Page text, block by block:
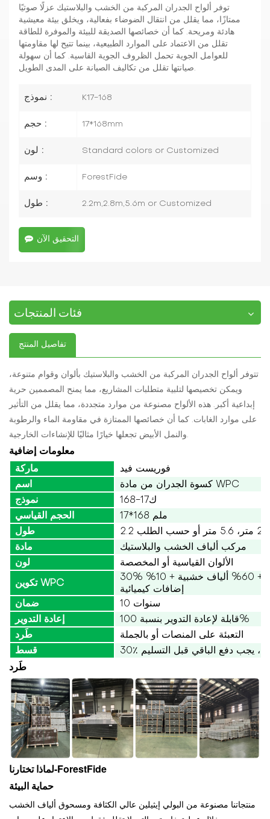
توفر ألواح الجدران المركبة من الخشب والبلاستيك عزلًا صوتيًا
ممتازًا، مما يقلل من انتقال الضوضاء بفعالية، ويخلق بيئة معيشية
هادئة ومريحة. كما أن خصائصها الصديقة للبيئة والموفرة للطاقة
تقلل من الاعتماد على الموارد الطبيعية، بينما تتيح لها مقاومتها
للعوامل الجوية تحمل الظروف الجوية القاسية. كما أن سهولة
صيانتها تقلل من تكاليف الصيانة على المدى الطويل.
نموذج : K17-168
حجم : 17*168mm
لون : Standard colors or Customized
وسم : ForestFide
طول : 2.2m,2.8m,5.6m or Customized
التحقيق الآن
فئات المنتجات
تفاصيل المنتج
تتوفر ألواح الجدران المركبة من الخشب والبلاستيك بألوان وقوام متنوعة،
ويمكن تخصيصها لتلبية متطلبات المشاريع، مما يمنح المصممين حرية
إبداعية أكبر. هذه الألواح مصنوعة من موارد متجددة، مما يقلل من التأثير
على موارد الغابات. كما أن خصائصها الممتازة في مقاومة الماء والرطوبة
معلومات إضافية
ماركة
فوريست فيد
اسم
كسوة الجدران من مادة WPC
نموذج
ك17-168
الحجم القياسي
17*168 ملم
طول
مادة
مركب ألياف الخشب والبلاستيك
لون
الألوان القياسية أو المخصصة
تكوين WPC
30% بولي إيثيلين عالي الكثافة + 60% ألياف خشبية + 10%
إضافات كيميائية
ضمان
10 سنوات
إعادة التدوير
قابلة لإعادة التدوير بنسبة 100%
طَرد
التعبئة على المنصات أو بالجملة
قسط
يجب دفع الباقي قبل التسليم
طَرد
لماذا تختارنا-ForestFide
حماية البيئة
منتجاتنا مصنوعة من البولي إيثيلين عالي الكثافة ومسحوق ألياف الخشب